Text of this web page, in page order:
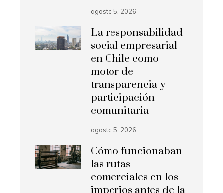
agosto 5, 2026
La responsabilidad
social empresarial
en Chile como
motor de
transparencia y
participación
comunitaria
agosto 5, 2026
Cómo funcionaban
las rutas
comerciales en los
imperios antes de la